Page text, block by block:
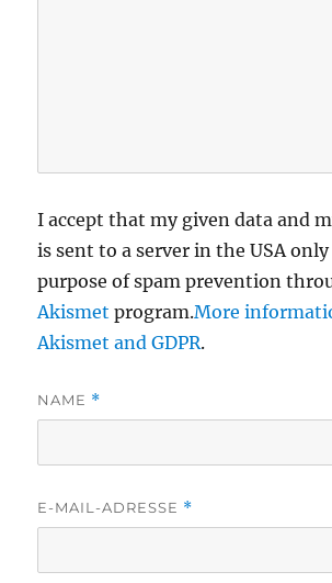
I accept that my given data and
is sent to a server in the USA
purpose of spam prevention
Akismet program.More
Akismet and GDPR.
NAME *
E-MAIL-ADRESSE *